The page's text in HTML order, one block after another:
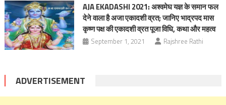
AJA EKADASHI 2021: अश्वमेघ यज्ञ के समान फल
देने वाला है अजा एकादशी व्रत; जानिए भाद्रपद मास
कृष्ण पक्ष की एकादशी व्रत पूजा विधि, कथा और महत्व
September 1, 2021 Rajshree Rathi
ADVERTISEMENT